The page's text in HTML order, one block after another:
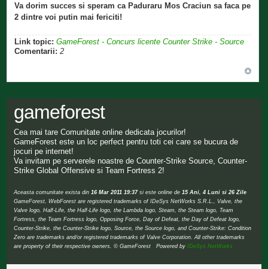
Va dorim succes si speram ca Paduraru Mos Craciun sa faca pe
2 dintre voi putin mai fericiti!
Link topic: GameForest - Concurs licente Counter Strike - Source
Comentarii: 2
gameforest
Cea mai tare Comunitate online dedicata jocurilor!
GameForest este un loc perfect pentru toti cei care se bucura de
jocuri pe internet!
Va invitam pe serverele noastre de Counter-Strike Source, Counter-
Strike Global Offensive si Team Fortress 2!
Aceasta comunitate exista din16 Mar 2011 19:37si este online de15 Ani, 4 Luni si 26 Zile
GameForest, WebForest are registered trademarks of IDeSys NetWorks S.R.L., Valve, the
Valve logo, Half-Life, the Half-Life logo, the Lambda logo, Steam, the Steam logo, Team
Fortress, the Team Fortress logo, Opposing Force, Day of Defeat, the Day of Defeat logo,
Counter-Strike, the Counter-Strike logo, Source, the Source logo, and Counter-Strike: Condition
Zero are trademarks and/or registered trademarks of Valve Corporation. All other trademarks
are property of their respective owners. © GameForest Powered byIDeSys NetWorks